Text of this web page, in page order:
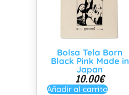
Bolsa Tela Born
Black Pink Made in
Japan
10.00€
Añadir al carrito